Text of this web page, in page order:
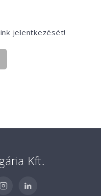
jelentkezését!
Kft.